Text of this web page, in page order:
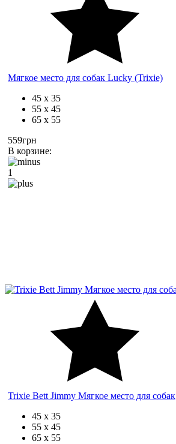
Мягкое место для собак Lucky (Trixie)
45 х 35
55 х 45
65 х 55
559грн
В корзине:
1
Trixie Bett Jimmy Мягкое место для собак
45 х 35
55 х 45
65 х 55